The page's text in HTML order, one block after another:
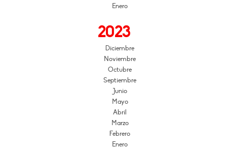
Enero
2023
Diciembre
Noviembre
Octubre
Septiembre
Junio
Mayo
Abril
Marzo
Febrero
Enero